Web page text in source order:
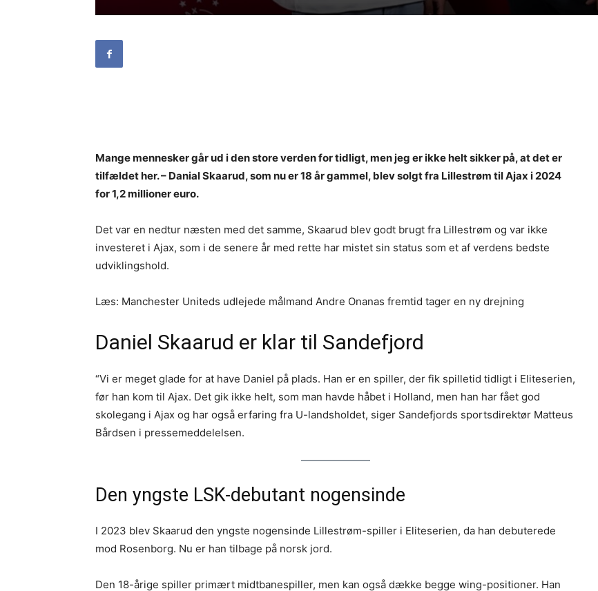
Mange mennesker går ud i den store verden for tidligt, men jeg er ikke helt sikker på, at det er
tilfældet her. – Danial Skaarud, som nu er 18 år gammel, blev solgt fra Lillestrøm til Ajax i 2024
for 1,2 millioner euro.
Det var en nedtur næsten med det samme, Skaarud blev godt brugt fra Lillestrøm og var ikke
investeret i Ajax, som i de senere år med rette har mistet sin status som et af verdens bedste
udviklingshold.
Læs: Manchester Uniteds udlejede målmand Andre Onanas fremtid tager en ny drejning
Daniel Skaarud er klar til Sandefjord
“Vi er meget glade for at have Daniel på plads. Han er en spiller, der fik spilletid tidligt i Eliteserien,
før han kom til Ajax. Det gik ikke helt, som man havde håbet i Holland, men han har fået god
skolegang i Ajax og har også erfaring fra U-landsholdet, siger Sandefjords sportsdirektør Matteus
Bårdsen i pressemeddelelsen.
Den yngste LSK-debutant nogensinde
I 2023 blev Skaarud den yngste nogensinde Lillestrøm-spiller i Eliteserien, da han debuterede
mod Rosenborg. Nu er han tilbage på norsk jord.
Den 18-årige spiller primært midtbanespiller, men kan også dække begge wing-positioner. Han